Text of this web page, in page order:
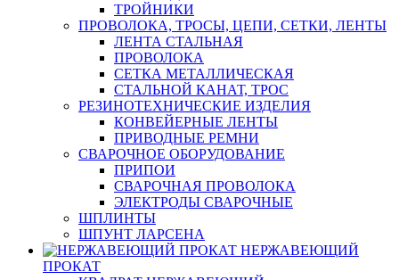
ТРОЙНИКИ
ПРОВОЛОКА, ТРОСЫ, ЦЕПИ, СЕТКИ, ЛЕНТЫ
ЛЕНТА СТАЛЬНАЯ
ПРОВОЛОКА
СЕТКА МЕТАЛЛИЧЕСКАЯ
СТАЛЬНОЙ КАНАТ, ТРОС
РЕЗИНОТЕХНИЧЕСКИЕ ИЗДЕЛИЯ
КОНВЕЙЕРНЫЕ ЛЕНТЫ
ПРИВОДНЫЕ РЕМНИ
СВАРОЧНОЕ ОБОРУДОВАНИЕ
ПРИПОИ
СВАРОЧНАЯ ПРОВОЛОКА
ЭЛЕКТРОДЫ СВАРОЧНЫЕ
ШПЛИНТЫ
ШПУНТ ЛАРСЕНА
НЕРЖАВЕЮЩИЙ
ПРОКАТ